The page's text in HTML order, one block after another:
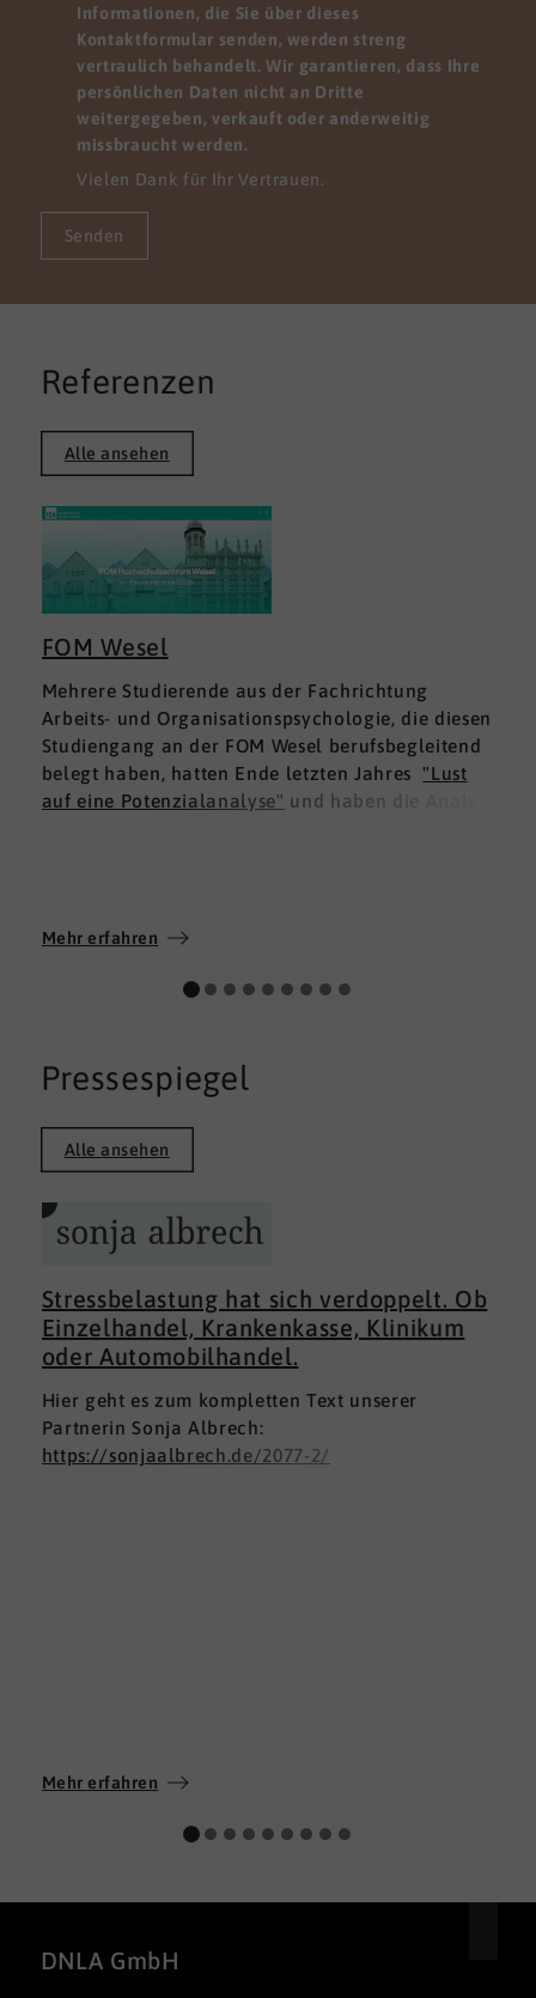
Informationen, die Sie über dieses
Kontaktformular senden, werden streng
vertraulich behandelt. Wir garantieren, dass Ihre
persönlichen Daten nicht an Dritte
weitergegeben, verkauft oder anderweitig
missbraucht werden.
Vielen Dank für Ihr Vertrauen.
Senden
Referenzen
Alle ansehen
FOM Wesel
Mehrere Studierende aus der Fachrichtung
Arbeits- und Organisationspsychologie, die diesen
Studiengang an der FOM Wesel berufsbegleitend
belegt haben, hatten Ende letzten Jahres "Lust
auf eine Potenzialanalyse" und haben die Analyse
Wir wünschen allen Teilnehmerinnen und
persönlichen Weg und viel Erfolg.
Mehr erfahren
Pressespiegel
Alle ansehen
Stressbelastung hat sich verdoppelt. Ob
Einzelhandel, Krankenkasse, Klinikum
oder Automobilhandel.
Hier geht es zum kompletten Text unserer
Partnerin Sonja Albrech:
https://sonjaalbrech.de/2077-2/
Mehr erfahren
DNLA GmbH